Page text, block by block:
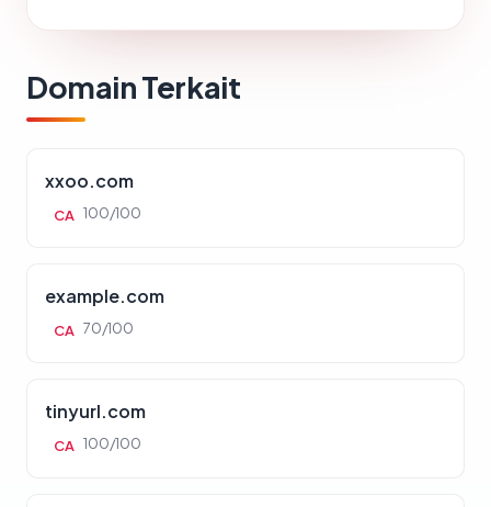
Domain Terkait
xxoo.com
CA 100/100
example.com
CA 70/100
tinyurl.com
CA 100/100